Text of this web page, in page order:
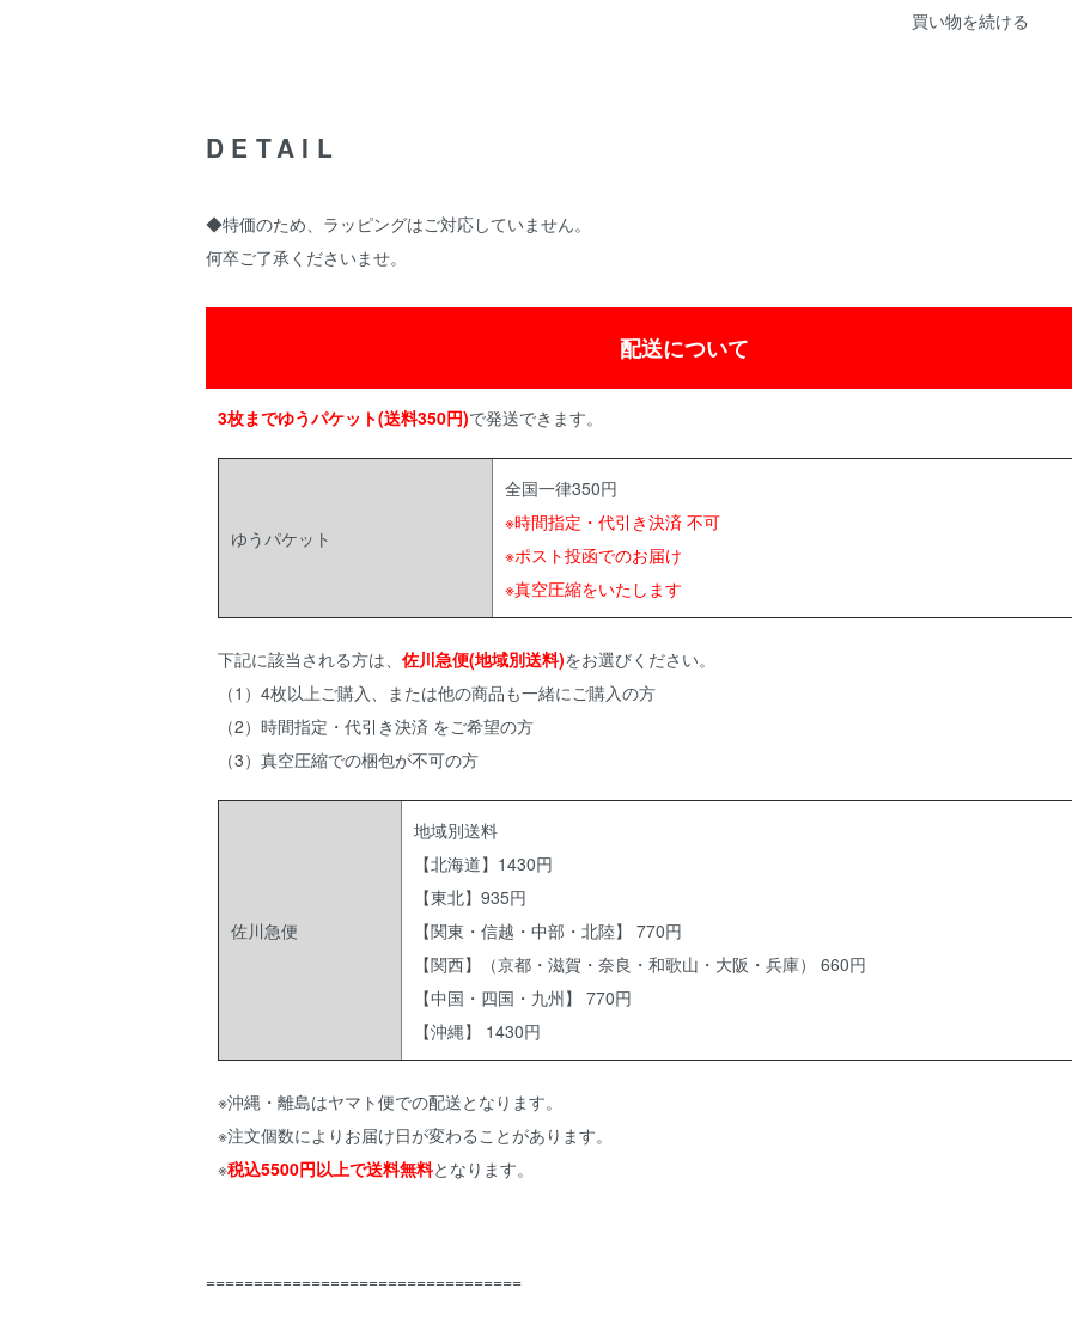
買い物を続ける
DETAIL
◆特価のため、ラッピングはご対応していません。
何卒ご了承くださいませ。
配送について
3枚までゆうパケット(送料350円)で発送できます。
ゆうパケット
全国一律350円
※時間指定・代引き決済 不可
※ポスト投函でのお届け
※真空圧縮をいたします
下記に該当される方は、 佐川急便(地域別送料)をお選びください。
（1）4枚以上ご購入、または他の商品も一緒にご購入の方
（2）時間指定・代引き決済 をご希望の方
（3）真空圧縮での梱包が不可の方
佐川急便
地域別送料
【北海道】1430円
【東北】935円
【関東・信越・中部・北陸】 770円
【関西】（京都・滋賀・奈良・和歌山・大阪・兵庫） 660円
【中国・四国・九州】 770円
【沖縄】 1430円
※沖縄・離島はヤマト便での配送となります。
※注文個数によりお届け日が変わることがあります。
※税込5500円以上で送料無料となります。
=================================